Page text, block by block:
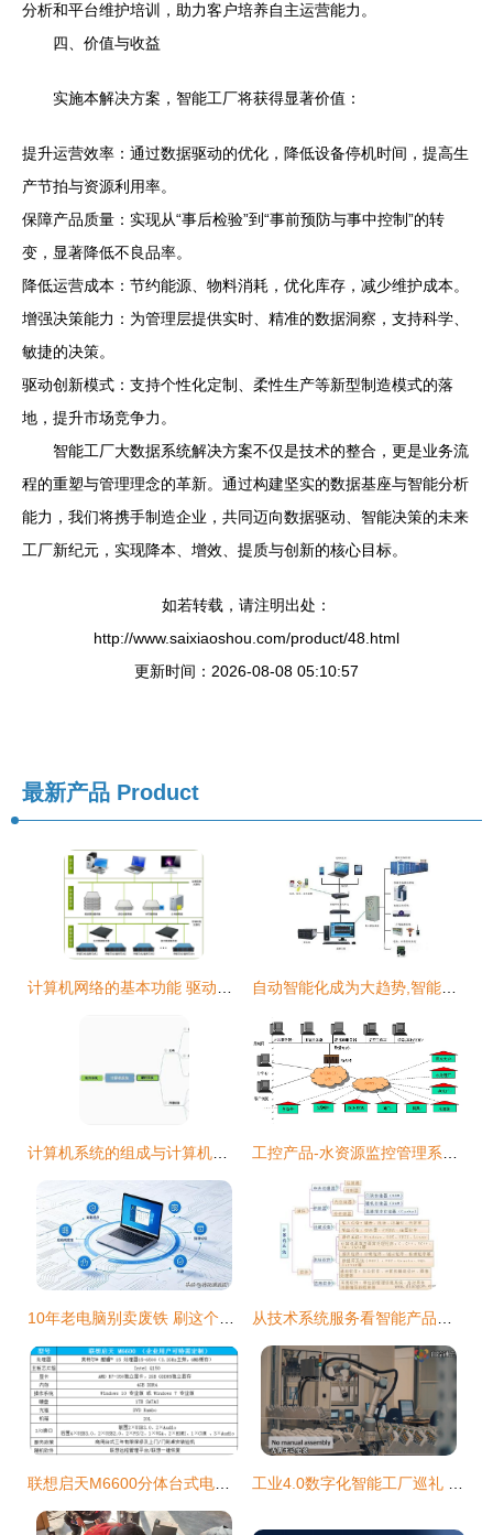
分析和平台维护培训，助力客户培养自主运营能力。
四、价值与收益
实施本解决方案，智能工厂将获得显著价值：
提升运营效率：通过数据驱动的优化，降低设备停机时间，提高生
产节拍与资源利用率。
保障产品质量：实现从“事后检验”到“事前预防与事中控制”的转
变，显著降低不良品率。
降低运营成本：节约能源、物料消耗，优化库存，减少维护成本。
增强决策能力：为管理层提供实时、精准的数据洞察，支持科学、
敏捷的决策。
驱动创新模式：支持个性化定制、柔性生产等新型制造模式的落
地，提升市场竞争力。
智能工厂大数据系统解决方案不仅是技术的整合，更是业务流
程的重塑与管理理念的革新。通过构建坚实的数据基座与智能分析
能力，我们将携手制造企业，共同迈向数据驱动、智能决策的未来
工厂新纪元，实现降本、增效、提质与创新的核心目标。
如若转载，请注明出处：
http://www.saixiaoshou.com/product/48.html
更新时间：2026-08-08 05:10:57
最新产品 Product
计算机网络的基本功能 驱动计算机系统服务的核心枢纽 自动智能化成为大趋势,智能化实验室的5大系统了解一下
计算机系统的组成与计算机系统服务 工控产品-水资源监控管理系统-DATA-9201 计算机系统服务深度解析
10年老电脑别卖废铁 刷这个极简系统，开机5秒丝滑胜过Win10 从技术系统服务看智能产品的本质 操作、感知与融合
联想启天M6600分体台式电脑 赋能计算机系统服务的全能基石 工业4.0数字化智能工厂巡礼 智能电表自动化生产的未来之路